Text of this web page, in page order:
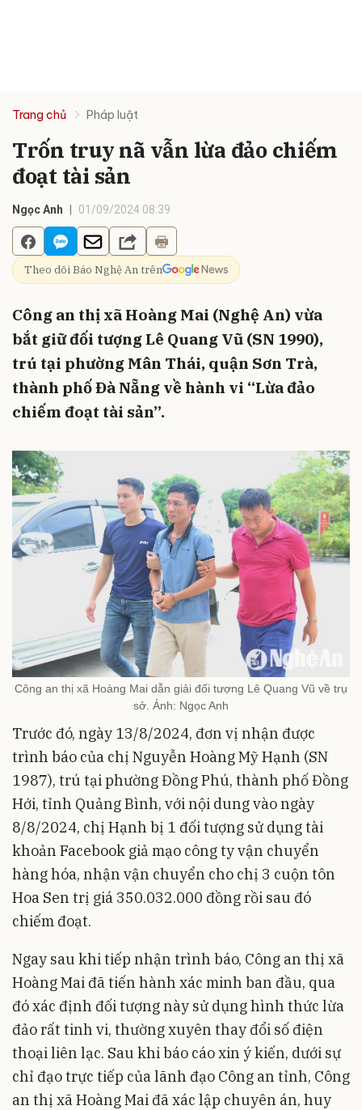
Trang chủ Pháp luật
Trốn truy nã vẫn lừa đảo chiếm
đoạt tài sản
Ngọc Anh 01/09/2024 08:39
Theo dõi Báo Nghệ An trên
Công an thị xã Hoàng Mai (Nghệ An) vừa
bắt giữ đối tượng Lê Quang Vũ (SN 1990),
trú tại phường Mân Thái, quận Sơn Trà,
thành phố Đà Nẵng về hành vi “Lừa đảo
chiếm đoạt tài sản”.
Công an thị xã Hoàng Mai dẫn giải đối tượng Lê Quang Vũ về trụ
sở. Ảnh: Ngọc Anh
Trước đó, ngày 13/8/2024, đơn vị nhận được
trình báo của chị Nguyễn Hoàng Mỹ Hạnh (SN
1987), trú tại phường Đồng Phú, thành phố Đồng
Hới, tỉnh Quảng Bình, với nội dung vào ngày
8/8/2024, chị Hạnh bị 1 đối tượng sử dụng tài
khoản Facebook giả mạo công ty vận chuyển
hàng hóa, nhận vận chuyển cho chị 3 cuộn tôn
Hoa Sen trị giá 350.032.000 đồng rồi sau đó
chiếm đoạt.
Ngay sau khi tiếp nhận trình báo, Công an thị xã
Hoàng Mai đã tiến hành xác minh ban đầu, qua
đó xác định đối tượng này sử dụng hình thức lừa
đảo rất tinh vi, thường xuyên thay đổi số điện
thoại liên lạc. Sau khi báo cáo xin ý kiến, dưới sự
chỉ đạo trực tiếp của lãnh đạo Công an tỉnh, Công
an thị xã Hoàng Mai đã xác lập chuyên án, huy